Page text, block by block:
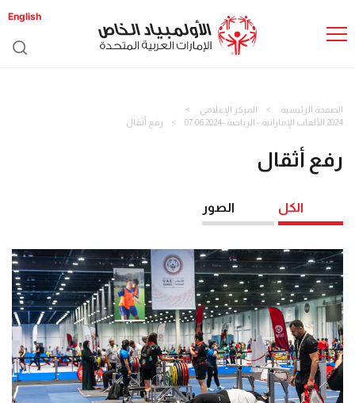
English
الصفحة الرئيسية
المركز الإعلامي
2024 الألعاب الإماراتية - الرياضة -07.06.2024
رفع أثقال
رفع أثقال
الكل الصور